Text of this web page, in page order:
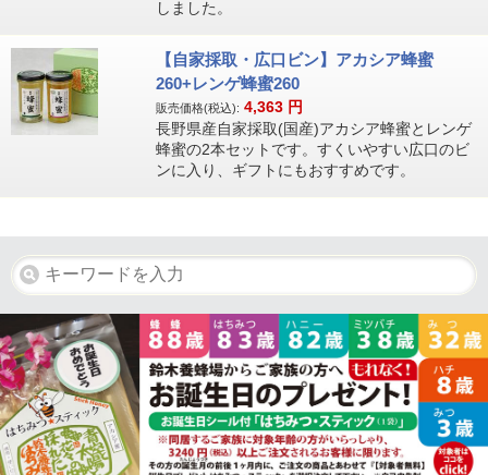
しました。
【自家採取・広口ビン】アカシア蜂蜜
260+レンゲ蜂蜜260
販売価格(税込): 4,363 円
長野県産自家採取(国産)アカシア蜂蜜とレンゲ
蜂蜜の2本セットです。すくいやすい広口のビ
ンに入り、ギフトにもおすすめです。